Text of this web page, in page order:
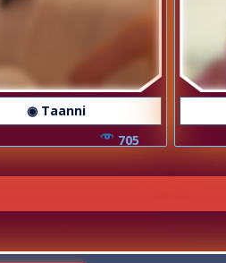
◉ Taanni
705